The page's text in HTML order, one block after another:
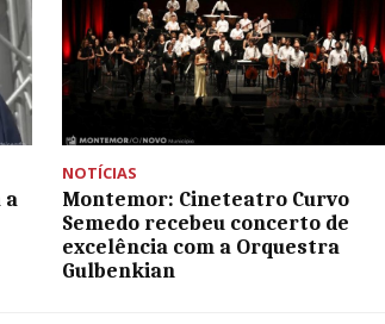
a
NOTÍCIAS
Montemor: Cineteatro Curvo
Semedo recebeu concerto de
excelência com a Orquestra
Gulbenkian